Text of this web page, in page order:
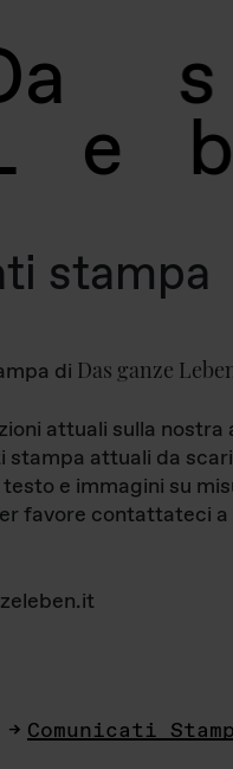
a s
e b
stampa
di Das ganze
attuali sulla nostra
attuali da
e immagini su
favore contattateci a
Comunicati